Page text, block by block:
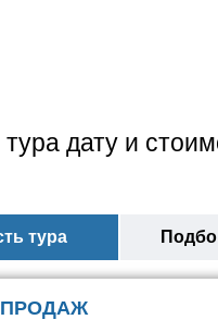
дату и
тура